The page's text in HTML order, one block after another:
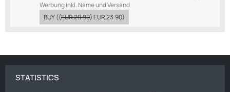
Werbung inkl. Name und Versand
BUY((EUR 29.90)EUR 23.90)
STATISTICS